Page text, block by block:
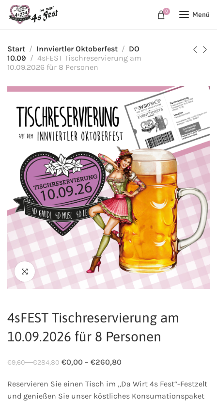
0 Menü
Start Innviertler Oktoberfest
DO
10.09
4sFEST Tischreservierung am
10.09.2026 für 8 Personen
4sFEST Tischreservierung am
10.09.2026 für 8 Personen
€9,60 –€284,80 €0,00 – €260,80
Reservieren Sie einen Tisch im „Da Wirt 4s Fest“-Festzelt
und genießen Sie unser köstliches Konsumationspaket